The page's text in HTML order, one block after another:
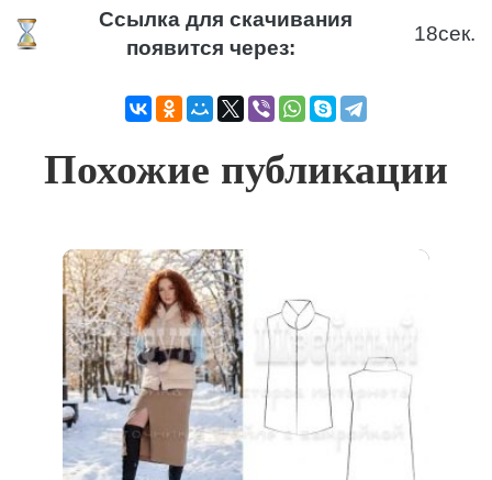
Ссылка для скачивания
появится через:
18сек.
Похожие публикации